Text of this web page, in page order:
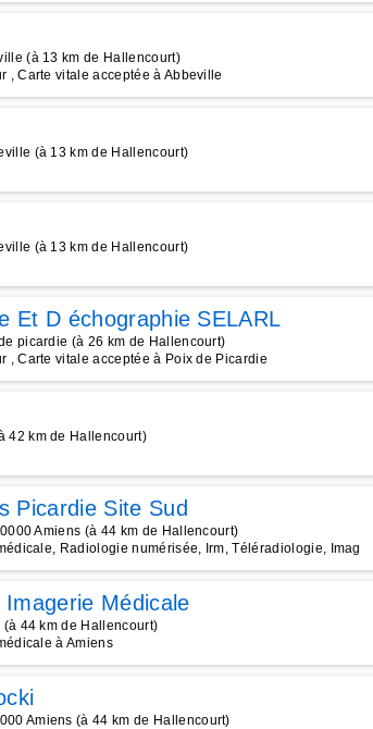
(à 13 km de Hallencourt)
, Carte vitale acceptée à Abbeville
(à 13 km de Hallencourt)
(à 13 km de Hallencourt)
Et D échographie SELARL
picardie (à 26 km de Hallencourt)
, Carte vitale acceptée à Poix de Picardie
42 km de Hallencourt)
Picardie Site Sud
Amiens (à 44 km de Hallencourt)
Radiologie numérisée, Irm, Téléradiologie, Imag
Imagerie Médicale
44 km de Hallencourt)
à Amiens
Amiens (à 44 km de Hallencourt)